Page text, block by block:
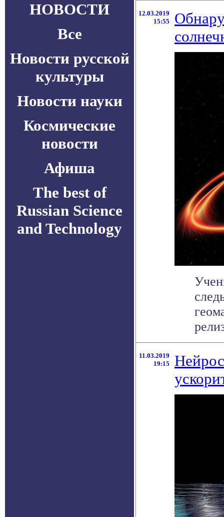
НОВОСТИ
Все
Новости русской
культуры
Новости науки
Космические
новости
Афиша
The best of
Russian Science
and Technology
12.03.2019
15:55
11.03.2019
19:15